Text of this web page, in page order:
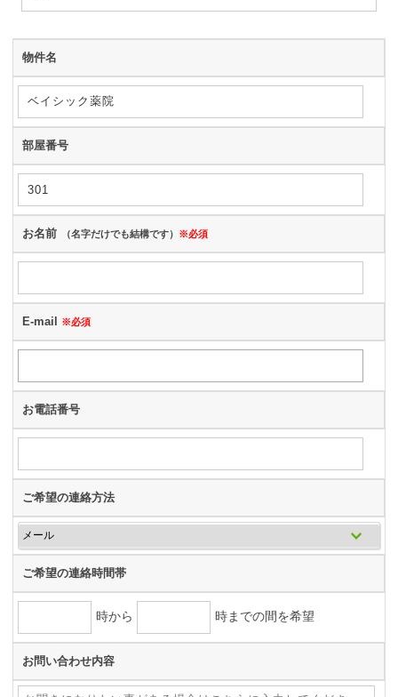
物件名
部屋番号
お名前 （名字だけでも結構です） ※必須
E-mail ※必須
お電話番号
ご希望の連絡方法
ご希望の連絡時間帯
時から 時までの間を希望
お問い合わせ内容